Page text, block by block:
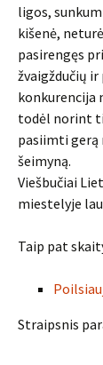
ligos,
kišenė,
pasirengęs
žvaigždučių ir
konkurencija
todėl norint
pasiimti gerą
šeimyną.
Viešbučiai
miestelyje
Taip pat
Straipsnis